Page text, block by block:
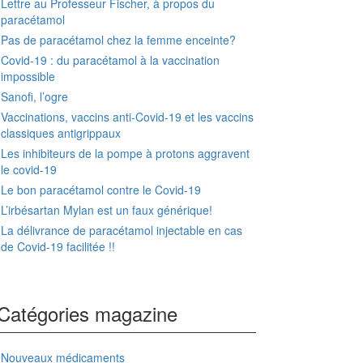
Lettre au Professeur Fischer, à propos du
paracétamol
Pas de paracétamol chez la femme enceinte?
Covid-19 : du paracétamol à la vaccination
impossible
Sanofi, l’ogre
Vaccinations, vaccins anti-Covid-19 et les vaccins
classiques antigrippaux
Les inhibiteurs de la pompe à protons aggravent
le covid-19
Le bon paracétamol contre le Covid-19
L’irbésartan Mylan est un faux générique!
La délivrance de paracétamol injectable en cas
de Covid-19 facilitée !!
magazine
Nouveaux médicaments